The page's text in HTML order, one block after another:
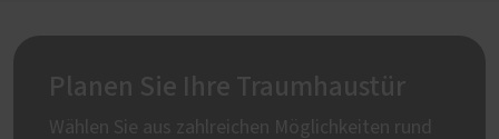
Planen Sie Ihre Traumhaustür
Wählen Sie aus zahlreichen Möglichkeiten rund